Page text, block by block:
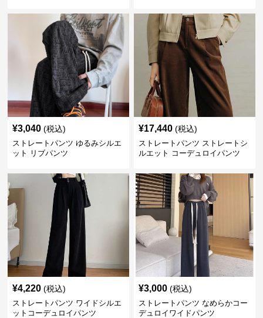
¥3,040 (税込)
ストレートパンツ ゆるみシルエ
ット リブパンツ
¥17,440 (税込)
ストレートパンツ ストレートシ
ルエット コーデュロイパンツ
¥4,220 (税込)
ストレートパンツ ワイドシルエ
ットコーデュロイパンツ
¥3,000 (税込)
ストレートパンツ なめらかコー
デュロイワイドパンツ